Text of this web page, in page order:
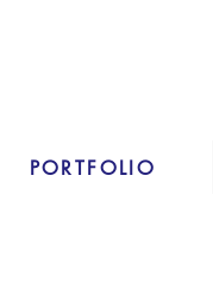
PORTFOLIO